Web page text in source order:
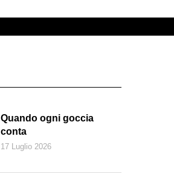
Quando ogni goccia
conta
17 Luglio 2026